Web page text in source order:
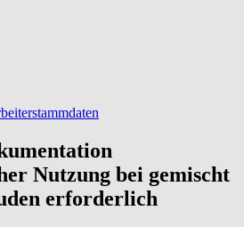
Nutzung bei gemischt
erforderlich